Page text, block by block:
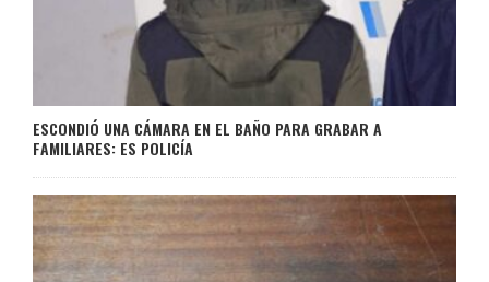
ESCONDIÓ UNA CÁMARA EN EL BAÑO PARA GRABAR A
FAMILIARES: ES POLICÍA